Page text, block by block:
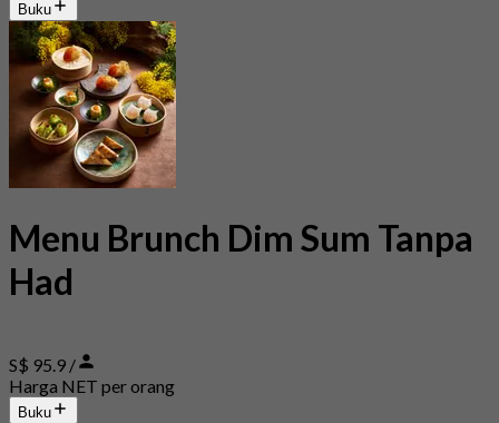
Buku
Menu Brunch Dim Sum Tanpa
Had
S$ 95.9 /
Harga NET per orang
Buku